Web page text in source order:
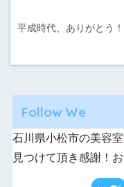
平成時代、ありがとう！
Follow We
石川県小松市の美容
見つけて頂き感謝！